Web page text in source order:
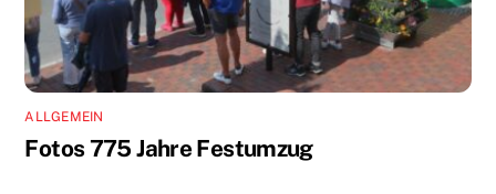
ALLGEMEIN
Fotos 775 Jahre Festumzug